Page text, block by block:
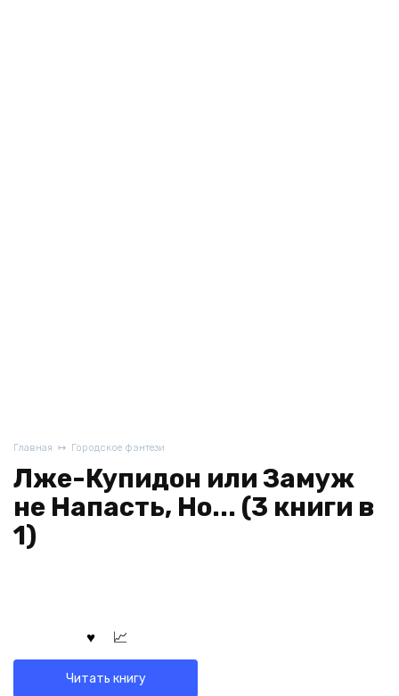
Главная Городское фэнтези
Лже-Купидон или Замуж
не Напасть, Но... (3 книги в
1)
Читать книгу